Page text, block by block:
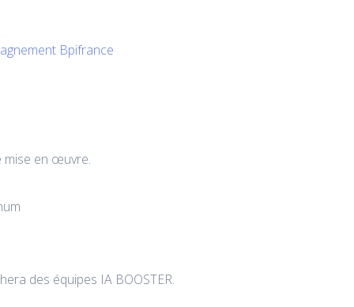
Bpifrance
mise en œuvre.
des équipes IA BOOSTER.